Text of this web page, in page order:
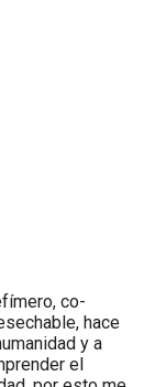
co-
hace
y a
el